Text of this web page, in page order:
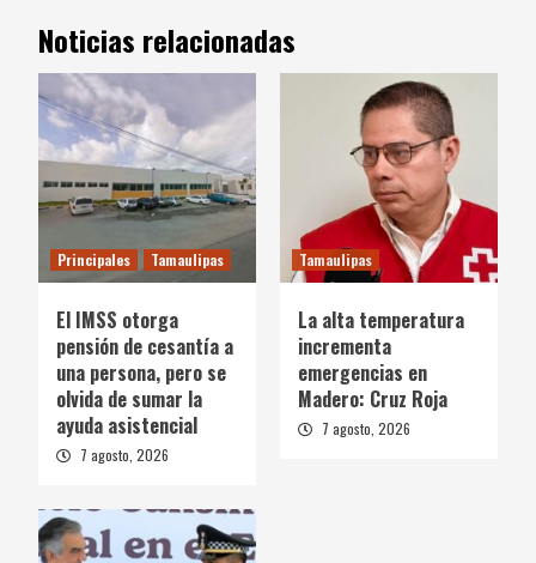
Noticias relacionadas
Principales Tamaulipas
El IMSS otorga
pensión de cesantía a
una persona, pero se
olvida de sumar la
ayuda asistencial
7 agosto, 2026
Tamaulipas
La alta temperatura
incrementa
emergencias en
Madero: Cruz Roja
7 agosto, 2026